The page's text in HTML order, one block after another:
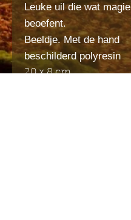
Leuke uil die wat magie
beoefent.
Beeldje. Met de hand
beschilderd polyresin
20 x 8 cm